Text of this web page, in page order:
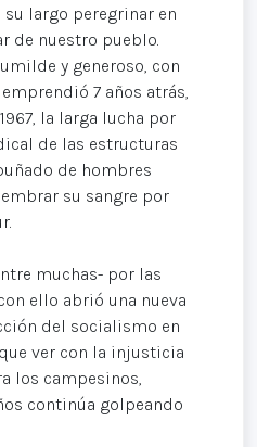
largo peregrinar en
de nuestro pueblo.
y generoso, con
7 años atrás,
la larga lucha por
de las estructuras
de hombres
su sangre por
muchas- por las
ello abrió una nueva
del socialismo en
ver con la injusticia
los campesinos,
continúa golpeando